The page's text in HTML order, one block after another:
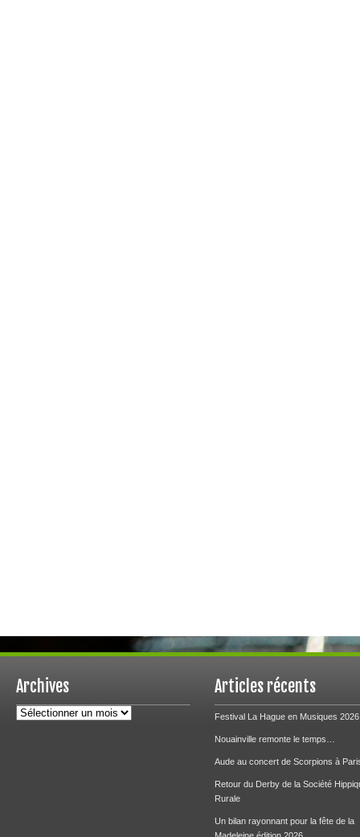
Archives
Archives
Articles récents
Festival La Hague en Musiques 2026
Nouainville remonte le temps…
Aude au concert de Scorpions à
Retour du Derby de la Société
Rurale
Un bilan rayonnant pour la fête de la